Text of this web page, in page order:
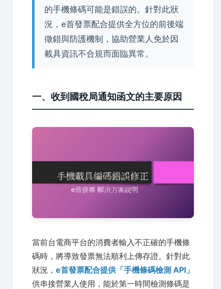
的手機條碼可能是錯誤的。針對此狀
況，e首發票配合提供全方位的前後端
徵錯與防護機制，協助營業人免於因
載具資訊不合規而面臨異常。
一、收到國稅局通知函文的主要原因
當前台電商平台的消費者輸入不正確的手機條
碼時，將導致發票無法順利上傳存證。針對此
狀況， e首發票配合提供「手機條碼檢測 API」
供串接營業人使用，能於第一時間檢測條碼是